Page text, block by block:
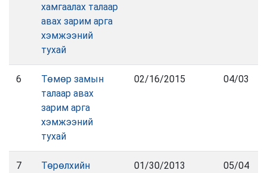
хамгаалах талаар
авах зарим арга
хэмжээний
тухай
6
Төмөр замын
талаар авах
зарим арга
хэмжээний
тухай
02/16/2015 04/03
7
Төрөлхийн
01/30/2013 05/04